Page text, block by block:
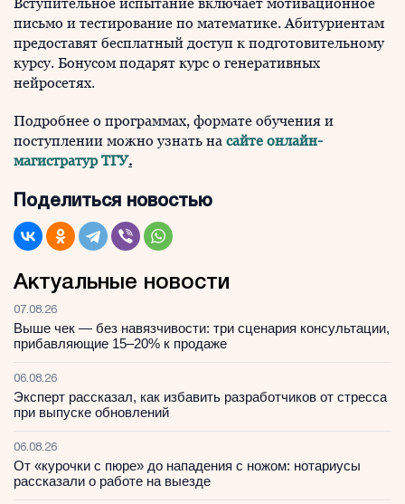
письмо и тестирование по математике. Абитуриентам
предоставят бесплатный доступ к подготовительному
курсу. Бонусом подарят курс о генеративных
нейросетях.
Подробнее о программах, формате обучения и
поступлении можно узнать на сайте онлайн-
магистратур ТГУ.
Поделиться новостью
Актуальные новости
07.08.26
Выше чек — без навязчивости: три сценария консультации,
прибавляющие 15–20% к продаже
06.08.26
Эксперт рассказал, как избавить разработчиков от стресса
при выпуске обновлений
06.08.26
От «курочки с пюре» до нападения с ножом: нотариусы
рассказали о работе на выезде